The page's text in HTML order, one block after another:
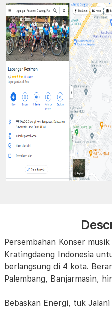
Persembahan Konser
Kratingdaeng Indonesia
berlangsung di 4 kota.
Palembang, Banjarmasin,
Bebaskan Energi, tuk